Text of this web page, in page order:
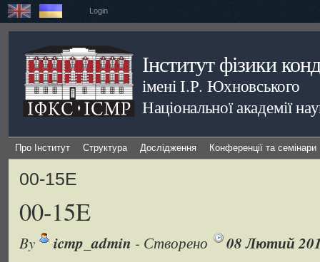
Login
Інститут фізики
імені І.Р. Юхновського
Національної академії
Про Інститут Структура Дослідження Конференції та семінари
00-15E
00-15E
By icmp_admin - Створено 08 Лютий